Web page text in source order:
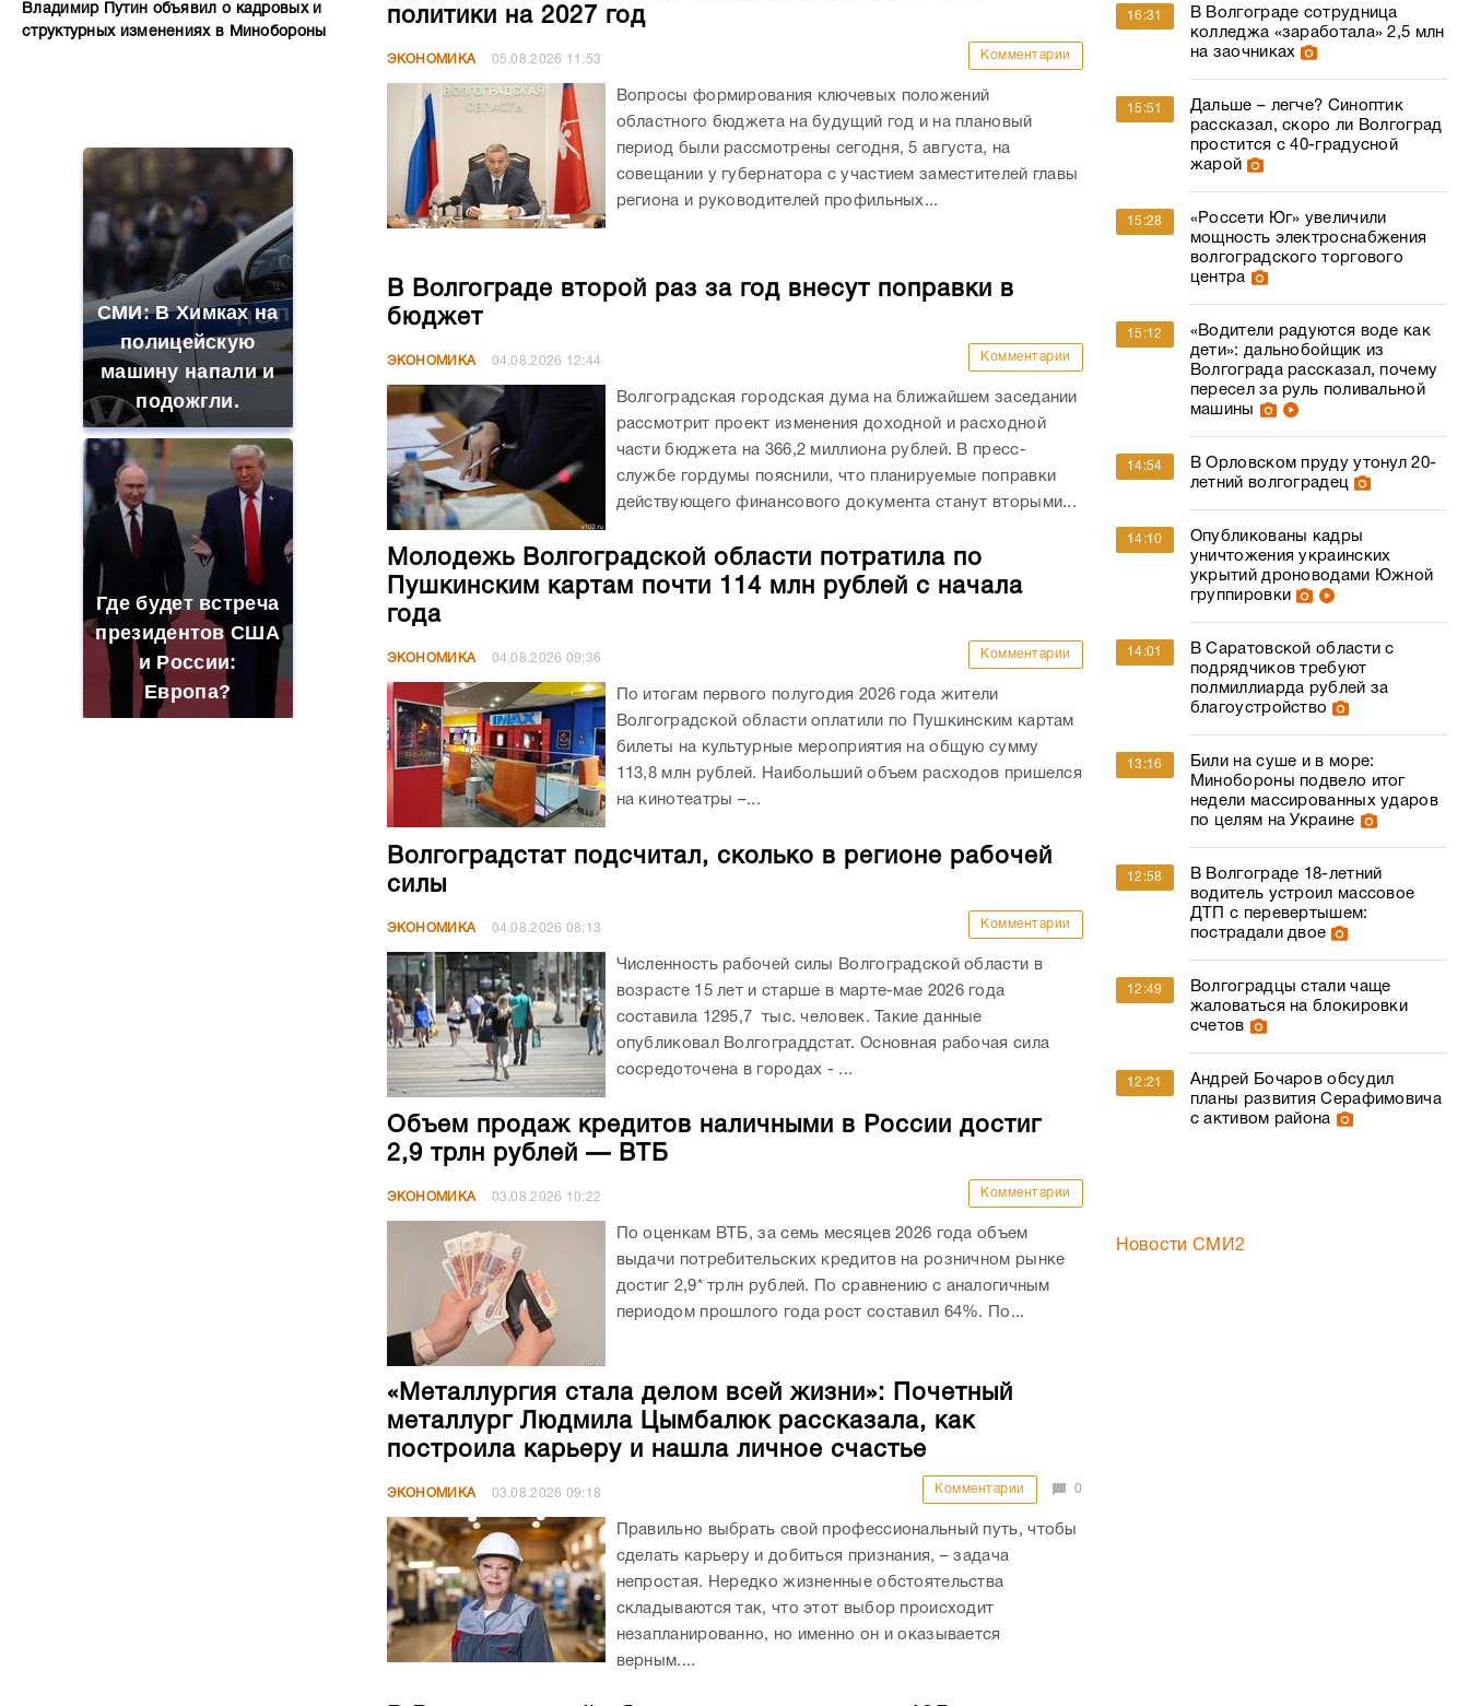
Владимир Путин объявил о кадровых и
структурных изменениях в Минобороны
СМИ: В Химках на
полицейскую
машину напали и
подожгли.
Где будет встреча
президентов США
и России:
Европа?
политики на 2027 год
ЭКОНОМИКА 05.08.2026 11:53 Комментарии
Вопросы формирования ключевых положений
областного бюджета на будущий год и на плановый
период были рассмотрены сегодня, 5 августа, на
совещании у губернатора с участием заместителей главы
региона и руководителей профильных...
В Волгограде второй раз за год внесут поправки в
бюджет
ЭКОНОМИКА 04.08.2026 12:44 Комментарии
Волгоградская городская дума на ближайшем заседании
рассмотрит проект изменения доходной и расходной
части бюджета на 366,2 миллиона рублей. В пресс-
службе гордумы пояснили, что планируемые поправки
действующего финансового документа станут вторыми...
Молодежь Волгоградской области потратила по
Пушкинским картам почти 114 млн рублей с начала
года
ЭКОНОМИКА 04.08.2026 09:36 Комментарии
По итогам первого полугодия 2026 года жители
Волгоградской области оплатили по Пушкинским картам
билеты на культурные мероприятия на общую сумму
113,8 млн рублей. Наибольший объем расходов пришелся
на кинотеатры –...
Волгоградстат подсчитал, сколько в регионе рабочей
силы
ЭКОНОМИКА 04.08.2026 08:13 Комментарии
Численность рабочей силы Волгоградской области в
возрасте 15 лет и старше в марте-мае 2026 года
составила 1295,7 тыс. человек. Такие данные
опубликовал Волгограддстат. Основная рабочая сила
сосредоточена в городах - ...
Объем продаж кредитов наличными в России достиг
2,9 трлн рублей — ВТБ
ЭКОНОМИКА 03.08.2026 10:22 Комментарии
По оценкам ВТБ, за семь месяцев 2026 года объем
выдачи потребительских кредитов на розничном рынке
достиг 2,9* трлн рублей. По сравнению с аналогичным
периодом прошлого года рост составил 64%. По...
«Металлургия стала делом всей жизни»: Почетный
металлург Людмила Цымбалюк рассказала, как
построила карьеру и нашла личное счастье
ЭКОНОМИКА 03.08.2026 09:18 Комментарии 0
Правильно выбрать свой профессиональный путь, чтобы
сделать карьеру и добиться признания, – задача
непростая. Нередко жизненные обстоятельства
складываются так, что этот выбор происходит
незапланированно, но именно он и оказывается
верным....
16:31
В Волгограде сотрудница
колледжа «заработала» 2,5 млн
на заочниках
15:51
Дальше – легче? Синоптик
рассказал, скоро ли Волгоград
простится с 40-градусной
жарой
15:28
«Россети Юг» увеличили
мощность электроснабжения
волгоградского торгового
центра
15:12
«Водители радуются воде как
дети»: дальнобойщик из
Волгограда рассказал, почему
пересел за руль поливальной
машины
14:54
В Орловском пруду утонул 20-
летний волгоградец
14:10
Опубликованы кадры
уничтожения украинских
укрытий дроноводами Южной
группировки
14:01
В Саратовской области с
подрядчиков требуют
полмиллиарда рублей за
благоустройство
13:16
Били на суше и в море:
Минобороны подвело итог
недели массированных ударов
по целям на Украине
12:58
В Волгограде 18-летний
водитель устроил массовое
ДТП с перевертышем:
пострадали двое
12:49
Волгоградцы стали чаще
жаловаться на блокировки
счетов
12:21
Андрей Бочаров обсудил
планы развития Серафимовича
с активом района
Новости СМИ2